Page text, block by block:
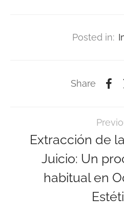
Posted in:
Share
Extracción de
Juicio: Un
habitual en